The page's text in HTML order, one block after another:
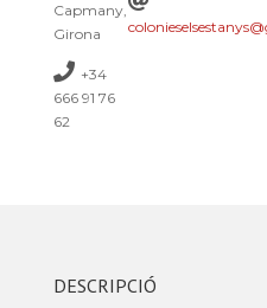
Capmany,
Girona
+34
666 91 76
62
DESCRIPCIÓ